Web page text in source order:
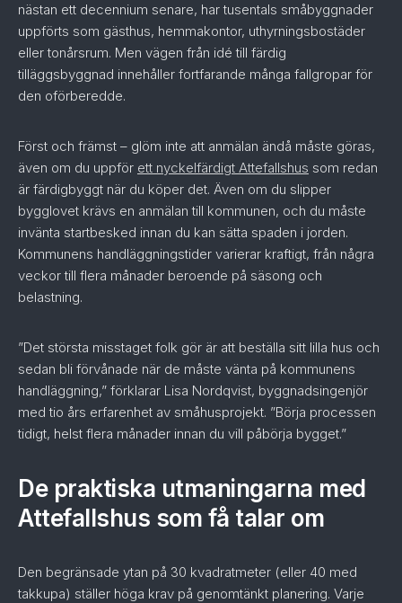
nästan ett decennium senare, har tusentals småbyggnader
uppförts som gästhus, hemmakontor, uthyrningsbostäder
eller tonårsrum. Men vägen från idé till färdig
tilläggsbyggnad innehåller fortfarande många fallgropar för
den oförberedde.
Först och främst – glöm inte att anmälan ändå måste göras,
även om du uppför ett nyckelfärdigt Attefallshus som redan
är färdigbyggt när du köper det. Även om du slipper
bygglovet krävs en anmälan till kommunen, och du måste
invänta startbesked innan du kan sätta spaden i jorden.
Kommunens handläggningstider varierar kraftigt, från några
veckor till flera månader beroende på säsong och
belastning.
”Det största misstaget folk gör är att beställa sitt lilla hus och
sedan bli förvånade när de måste vänta på kommunens
handläggning,” förklarar Lisa Nordqvist, byggnadsingenjör
med tio års erfarenhet av småhusprojekt. ”Börja processen
tidigt, helst flera månader innan du vill påbörja bygget.”
De praktiska utmaningarna med
Attefallshus som få talar om
Den begränsade ytan på 30 kvadratmeter (eller 40 med
takkupa) ställer höga krav på genomtänkt planering. Varje